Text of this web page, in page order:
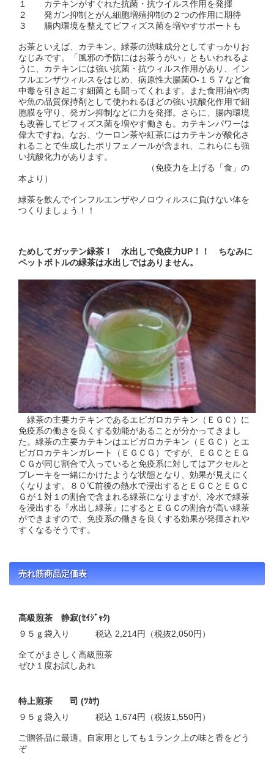
１ カテキンがすぐれた抗菌・抗ウイルス作用を発揮
２ 発ガン抑制とがん細胞増殖抑制の２つの作用に期待
３ 腸内環境を整えてビフィズス菌を増やすサポートも
お茶といえば、カテキン。緑茶の渋味成分としてすっかりお
なじみです。「風邪の予防にはお茶うがい」ともいわれるよ
うに、カテキンには強い抗菌・抗ウィルス作用があり、イン
フルエンザウィルスをはじめ、病原性大腸菌O-１５７など食
中毒を引き起こす細菌とも闘ってくれます。また食用油や肉
や魚の品質保持剤として使われるほどの強い抗酸化作用で細
胞膜を守り、発ガン抑制などに力を発揮。さらに、腸内環境
も改善してビフィズス菌を増やす働きも。カテキンパワーは
偉大ですね。なお、ウーロン茶や紅茶にはカテキンが酸化さ
れることで生成したポリフェノールが含まれ、これらにも強
い抗酸化力があります。
（免疫力を上げる「食」の
本より）
緑茶を飲んでインフルエンザやノロウィルスに負けない体を
つくりましょう！！
ためしてガッテン緑茶！ 水出しで免疫力UP！！ ちなみに
ペットボトルの緑茶は水出しではありません。
緑茶の主要カテキンであるエピガロカテキン（ＥＧＣ）に
免疫系の働きを良くする効能があることが分かってきまし
た。緑茶の主要カテキンはエピガロカテキン（ＥＧＣ）とエ
ピガロカテキンガレート（ＥＧＣＧ）ですが、ＥＧＣとＥＧ
ＣＧが同じ割合で入っていると免疫系に対してはアクセルと
ブレーキを一緒にかけたような状態となり、効果が見えにく
くなります。８０℃前後の熱水で浸出するとＥＧＣとＥＧＣ
Ｇが１対１の割合で含まれる緑茶になりますが、冷水で緑茶
を浸出する『水出し緑茶』にするとＥＧＣの割合が高い緑茶
ができますので、免疫系の働きを良くする効果が発揮されや
すくなるそうです。
売れ筋商品定価表
高級煎茶 静寂(ｾｲｼﾞｬｸ)
９５ｇ袋入り 税込 2,214円（税抜2,050円）
全てがまさしく高級煎茶
ぜひ１度お試しあれ
特上煎茶 司 (ﾂｶｻ)
９５ｇ袋入り 税込 1,674円（税抜1,550円）
ご贈答品に最適。自家用としても１ランク上の味と香をどう
ぞ